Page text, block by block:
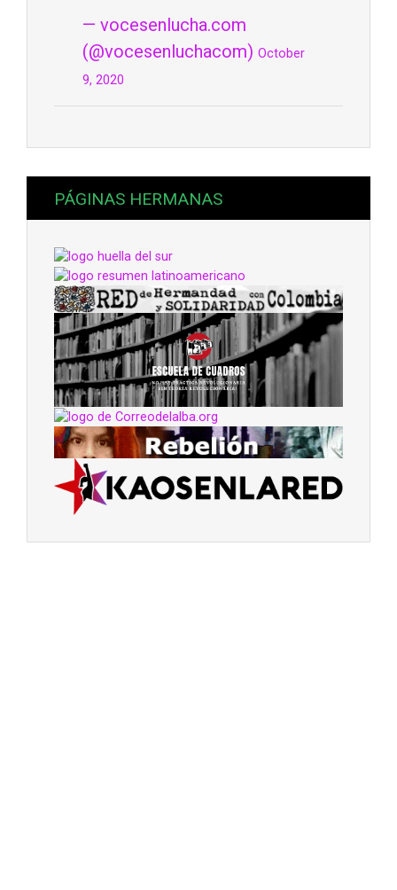
— vocesenlucha.com
(@vocesenluchacom) October
9, 2020
PÁGINAS HERMANAS